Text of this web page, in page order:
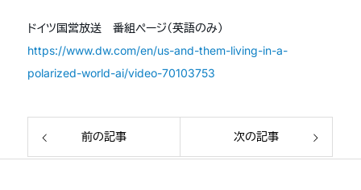
ドイツ国営放送 番組ページ（英語のみ）
https://www.dw.com/en/us-and-them-living-in-a-
polarized-world-ai/video-70103753
前の記事 次の記事